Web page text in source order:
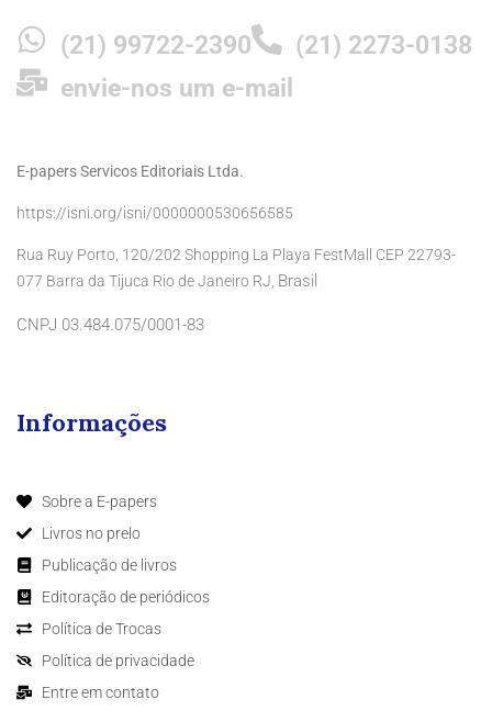
(21) 99722-2390
(21) 2273-0138
envie-nos um e-mail
E-papers Servicos Editoriais Ltda.
https://isni.org/isni/0000000530656585
Rua Ruy Porto, 120/202 Shopping La Playa FestMall CEP 22793-
077 Barra da Tijuca Rio de Janeiro RJ, Brasil
CNPJ 03.484.075/0001-83
Informações
Sobre a E-papers
Livros no prelo
Publicação de livros
Editoração de periódicos
Política de Trocas
Política de privacidade
Entre em contato